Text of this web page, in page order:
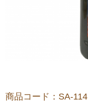
商品コード： SA-114